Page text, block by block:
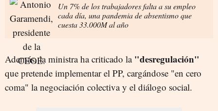
Un 7% de los trabajadores falta a su empleo
cada día, una pandemia de absentismo que
cuesta 33.000M al año
Además, la ministra ha criticado la "desregulación"
que pretende implementar el PP, cargándose "en cero
coma" la negociación colectiva y el diálogo social.